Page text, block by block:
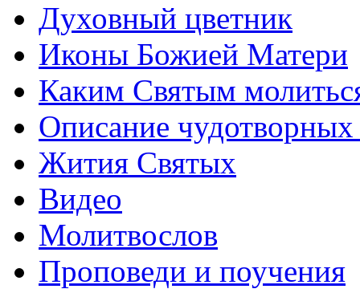
Духовный цветник
Иконы Божией Матери
Каким Святым
Описание
Жития Святых
Видео
Молитвослов
Проповеди и поучения